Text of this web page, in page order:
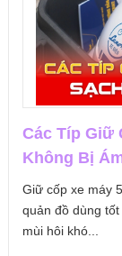
Các Típ Giữ
Không Bị
Giữ cốp xe máy
quản đồ dùng
mùi hôi khó...